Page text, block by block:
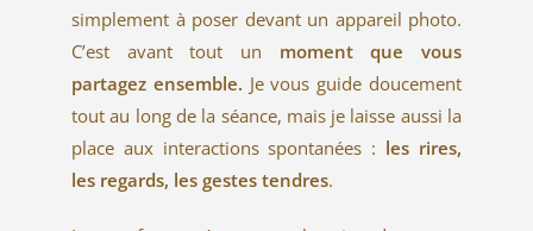
simplement à poser devant un appareil photo.
C’est avant tout un moment que vous
partagez ensemble. Je vous guide doucement
tout au long de la séance, mais je laisse aussi la
place aux interactions spontanées : les rires,
les regards, les gestes tendres.